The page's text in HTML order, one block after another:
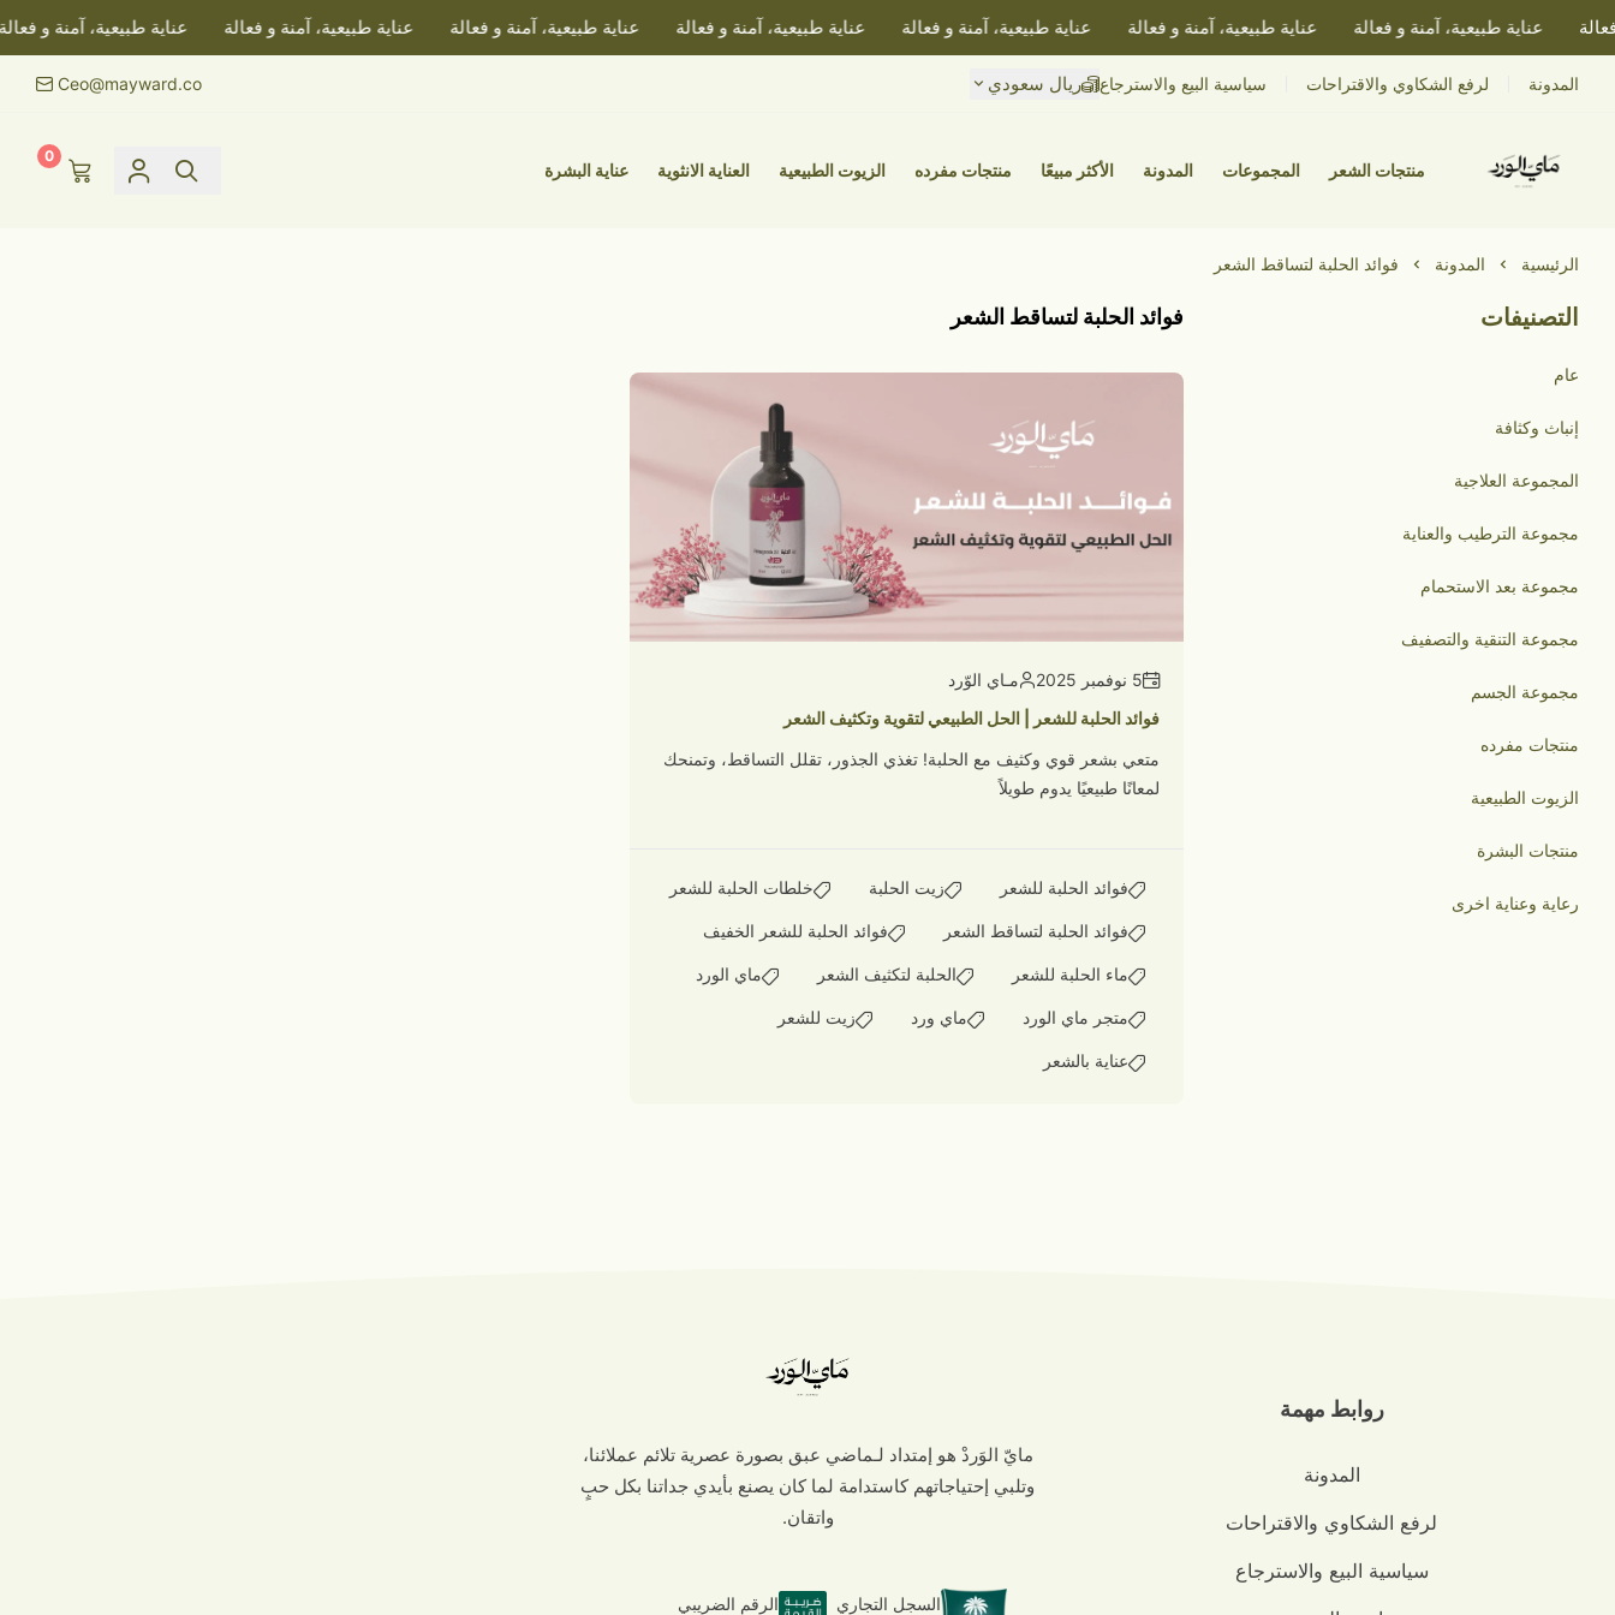
عناية طبيعية، آمنة و فعالة عناية طبيعية، آمنة و فعالة عناية طبيعية، آمنة و فعالة عناية طبيعية، آمنة و فعالة عناية طبيعية، آمنة و فعالة عناية طبيعية، آمنة و فعالة عناية طبيعية، آمنة و فعالة
المدونة لرفع الشكاوي والاقتراحات سياسية البيع والاسترجاع ريال سعودي Ceo@mayward.co
منتجات الشعر المجموعات المدونة الأكثر مبيعًا منتجات مفرده الزيوت الطبيعية العناية الانثوية عناية البشرة
0
الرئيسية المدونة فوائد الحلبة لتساقط الشعر
التصنيفات
عام
إنباث وكثافة
المجموعة العلاجية
مجموعة الترطيب والعناية
مجموعة بعد الاستحمام
مجموعة التنقية والتصفيف
مجموعة الجسم
منتجات مفرده
الزيوت الطبيعية
منتجات البشرة
رعاية وعناية اخرى
فوائد الحلبة لتساقط الشعر
5 نوفمبر 2025
مـاي الوّرد
فوائد الحلبة للشعر | الحل الطبيعي لتقوية وتكثيف الشعر
متعي بشعر قوي وكثيف مع الحلبة! تغذي الجذور، تقلل التساقط، وتمنحك
لمعانًا طبيعيًا يدوم طويلاً
فوائد الحلبة للشعر زيت الحلبة خلطات الحلبة للشعر
فوائد الحلبة لتساقط الشعر فوائد الحلبة للشعر الخفيف
ماء الحلبة للشعر الحلبة لتكثيف الشعر ماي الورد
متجر ماي الورد ماي ورد زيت للشعر
عناية بالشعر
روابط مهمة
المدونة
لرفع الشكاوي والاقتراحات
سياسية البيع والاسترجاع
مايّ الوَردْ هو إمتداد لـماضي عبق بصورة عصرية تلائم عملائنا،
وتلبي إحتياجاتهم كاستدامة لما كان يصنع بأيدي جداتنا بكل حبٍ
واتقان.
السجل التجاري الرقم الضريبي